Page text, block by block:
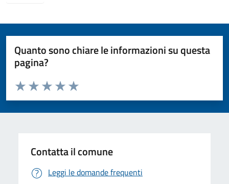
Quanto sono chiare le informazioni su questa
pagina?
Valuta da 1 a 5 stelle la pagina
Valuta 5 stelle su 5
Valuta 4 stelle su 5
Valuta 3 stelle su 5
Valuta 2 stelle su 5
Valuta 1 stelle su 5
Contatta il comune
Leggi le domande frequenti